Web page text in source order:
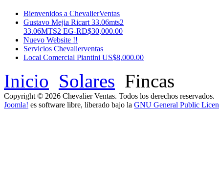
Bienvenidos a ChevalierVentas
Gustavo Mejia Ricart 33.06mts2
33.06MTS2 EG-RD$30,000.00
Nuevo Website !!
Servicios Chevalierventas
Local Comercial Piantini US$8,000.00
Inicio Solares Fincas
Copyright © 2026 Chevalier Ventas. Todos los derechos reservados.
Joomla! es software libre, liberado bajo la GNU General Public